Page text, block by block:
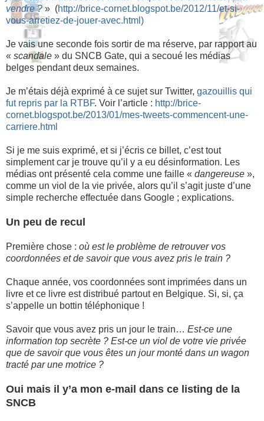
vendre ?» (http://brice-cornet.blogspot.be/2012/11/et-si-
vous-arretiez-de-jouer-avec.html)
Je vais une seconde fois sortir de ma réserve, par rapport au
« scandale » du SNCB Gate, qui a secoué les médias
belges pendant deux semaines.
Je m’étais déjà exprimé à ce sujet sur Twitter, gazouillis qui
fut repris par la RTBF. Voir l’article : http://brice-
cornet.blogspot.be/2013/01/mes-tweets-commencent-une-
carriere.html
Si je me suis exprimé, et si j’écris ce billet, c’est tout
simplement car je trouve qu’il y a eu désinformation. Les
médias ont présenté cela comme une faille « dangereuse »,
comme un viol de la vie privée, alors qu’il s’agit juste d’une
simple recherche effectuée dans Google ; explications.
Un peu de recul
Première chose : où est le problème de retrouver vos
coordonnées et de savoir que vous avez pris le train ?
Chaque année, vos coordonnées sont imprimées dans un
livre et ce livre est distribué partout en Belgique. Si, si, ça
s’appelle un bottin téléphonique !
Savoir que vous avez pris un jour le train… Est-ce une
information top secrète ? Est-ce un viol de votre vie privée
que de savoir que vous êtes un jour monté dans un wagon
tracté par une motrice ?
Oui mais il y’a mon e-mail dans ce listing de la
SNCB